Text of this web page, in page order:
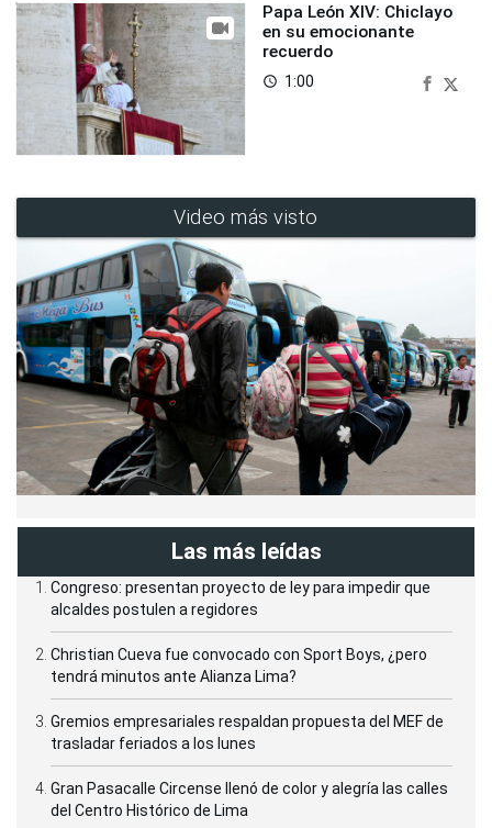
Papa León XIV: Chiclayo
en su emocionante
recuerdo
access_time 1:00
Video más visto
Las más leídas
Congreso: presentan proyecto de ley para impedir que
alcaldes postulen a regidores
Christian Cueva fue convocado con Sport Boys, ¿pero
tendrá minutos ante Alianza Lima?
Gremios empresariales respaldan propuesta del MEF de
trasladar feriados a los lunes
Gran Pasacalle Circense llenó de color y alegría las calles
del Centro Histórico de Lima